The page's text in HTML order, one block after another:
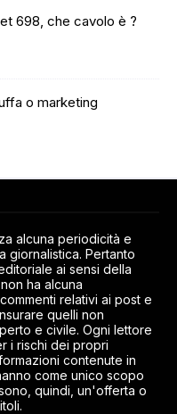
698, che cavolo è ?
o marketing
alcuna periodicità e
giornalistica. Pertanto
ai sensi della
ha alcuna
relativi ai post e
quelli non
e civile. Ogni lettore
i rischi dei propri
contenute in
come unico scopo
quindi, un'offerta o